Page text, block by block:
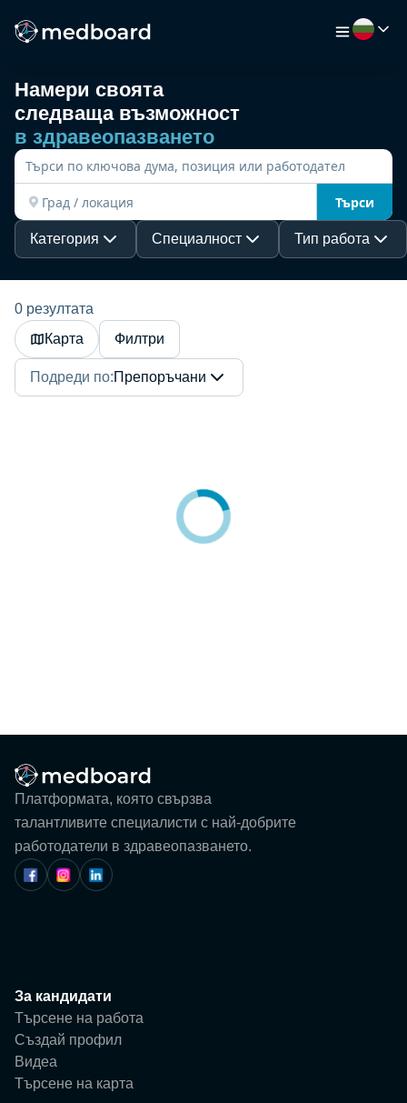
НАЧАЛО
РАБОТА
КАРТА
ВИДЕО
РЕСУРСИ
Потребител
Намери своята
следваща възможност
в здравеопазването
Търси
Категория Специалност Тип работа
0 резултата
Карта
Филтри
Подреди по:Препоръчани
Платформата, която свързва
талантливите специалисти с най-добрите
работодатели в здравеопазването.
За кандидати
Търсене на работа
Създай профил
Видеа
Търсене на карта